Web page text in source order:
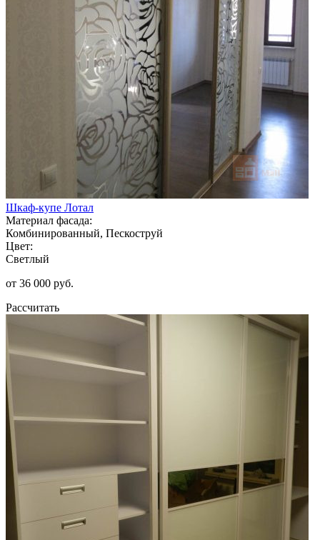
Шкаф-купе Лотал
Материал фасада:
Комбинированный, Пескоструй
Цвет:
Светлый
от 36 000 руб.
Рассчитать